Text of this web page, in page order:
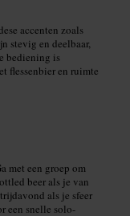
accenten zoals
stevig en deelbaar,
bediening is
flessenbier en ruimte
met een groep om
beer als je van
als je sfeer
een snelle solo-